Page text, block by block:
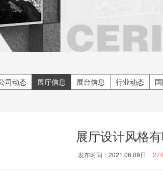
司动态 展厅信息 展台信息 行业动态
展厅设计风格
发布时间： 2021.06.09日